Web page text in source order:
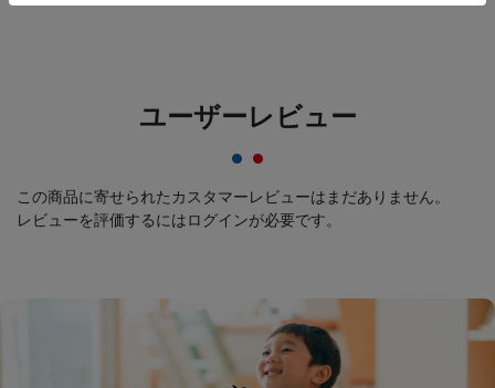
ユーザーレビュー
この商品に寄せられたカスタマーレビューはまだありません。
レビューを評価するにはログインが必要です。